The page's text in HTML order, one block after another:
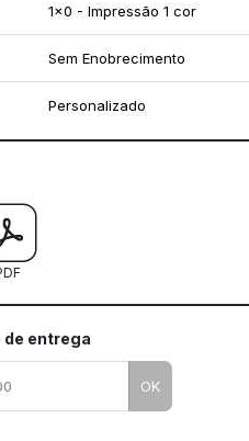
1x0 - Impressão 1 cor
Sem Enobrecimento
Personalizado
como utilizar os nossos gabaritos
entrega
OK